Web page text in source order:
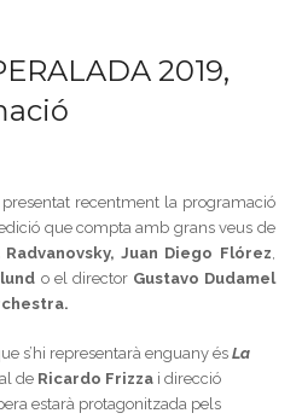
2019,
presentat recentment la programació
que compta amb grans veus de
Radvanovsky, Juan Diego Flórez,
o el directorGustavo Dudamel
s’hi representarà enguany ésLa
de Ricardo Frizza i direcció
estarà protagonitzada pels